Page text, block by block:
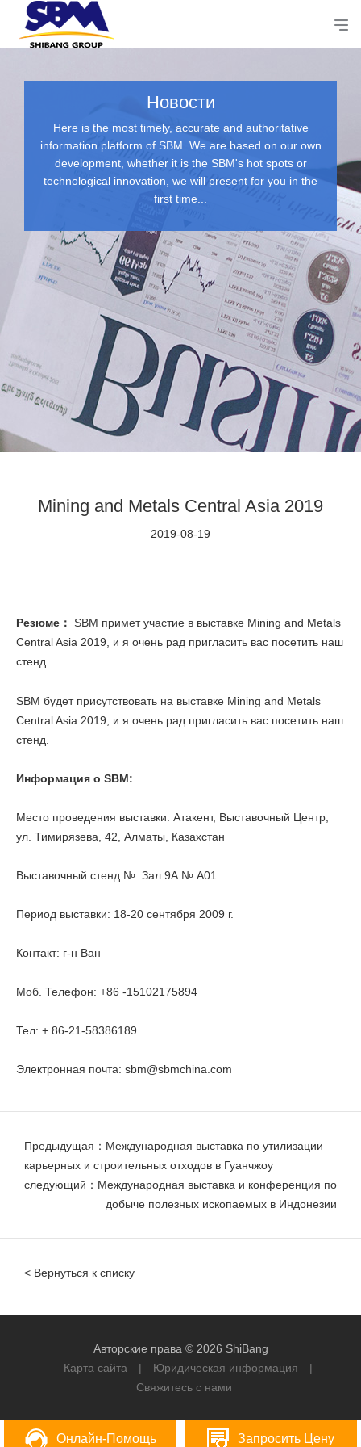
Новости
Here is the most timely, accurate and authoritative
information platform of SBM. We are based on our own
development, whether it is the SBM's hot spots or
technological innovation, we will present for you in the
first time...
Mining and Metals Central Asia 2019
2019-08-19
Резюме： SBM примет участие в выставке Mining and Metals
Central Asia 2019, и я очень рад пригласить вас посетить наш
стенд.
SBM будет присутствовать на выставке Mining and Metals
Central Asia 2019, и я очень рад пригласить вас посетить наш
стенд.
Информация о SBM:
Место проведения выставки: Атакент, Выставочный Центр,
ул. Тимирязева, 42, Алматы, Казахстан
Выставочный стенд №: Зал 9А №.А01
Период выставки: 18-20 сентября 2009 г.
Контакт: г-н Ван
Моб. Телефон: +86 -15102175894
Тел: + 86-21-58386189
Электронная почта: sbm@sbmchina.com
Предыдущая：Международная выставка по утилизации
карьерных и строительных отходов в Гуанчжоу
следующий：Международная выставка и конференция по
добыче полезных ископаемых в Индонезии
< Вернуться к списку
Авторские права © 2026 ShiBang
Карта сайта
| Юридическая информация
|
Свяжитесь с нами
Онлайн-Помощь Запросить Цену